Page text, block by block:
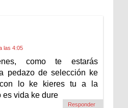
las 4:05
como te estarás
pedazo de selección ke
lo ke kieres tu a la
es vida ke dure
Responder